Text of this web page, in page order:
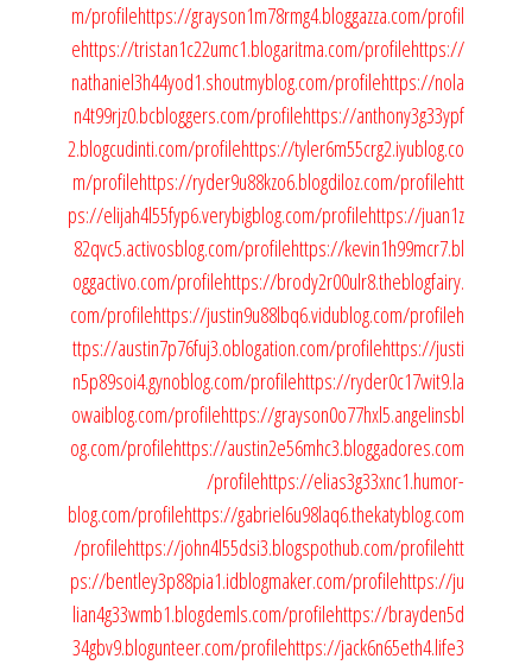
m/profilehttps://grayson1m78rmg4.bloggazza.com/profil
ehttps://tristan1c22umc1.blogaritma.com/profilehttps://
nathaniel3h44yod1.shoutmyblog.com/profilehttps://nola
n4t99rjz0.bcbloggers.com/profilehttps://anthony3g33ypf
2.blogcudinti.com/profilehttps://tyler6m55crg2.iyublog.co
m/profilehttps://ryder9u88kzo6.blogdiloz.com/profilehtt
ps://elijah4l55fyp6.verybigblog.com/profilehttps://juan1z
82qvc5.activosblog.com/profilehttps://kevin1h99mcr7.bl
oggactivo.com/profilehttps://brody2r00ulr8.theblogfairy.
com/profilehttps://justin9u88lbq6.vidublog.com/profileh
ttps://austin7p76fuj3.oblogation.com/profilehttps://justi
n5p89soi4.gynoblog.com/profilehttps://ryder0c17wit9.la
owaiblog.com/profilehttps://grayson0o77hxl5.angelinsbl
og.com/profilehttps://austin2e56mhc3.bloggadores.com
/profilehttps://elias3g33xnc1.humor-
blog.com/profilehttps://gabriel6u98laq6.thekatyblog.com
/profilehttps://john4l55dsi3.blogspothub.com/profilehtt
ps://bentley3p88pia1.idblogmaker.com/profilehttps://ju
lian4g33wmb1.blogdemls.com/profilehttps://brayden5d
34gbv9.blogunteer.com/profilehttps://jack6n65eth4.life3